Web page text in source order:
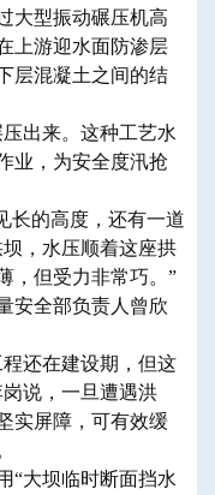
大型振动碾压机高
上游迎水面防渗层
层混凝土之间的结
出来。这种工艺水
业，为安全度汛抢
的高度，还有一道
，水压顺着这座拱
，但受力非常巧。”
安全部负责人曾欣
还在建设期，但这
说，一旦遭遇洪
实屏障，可有效缓
大坝临时断面挡水